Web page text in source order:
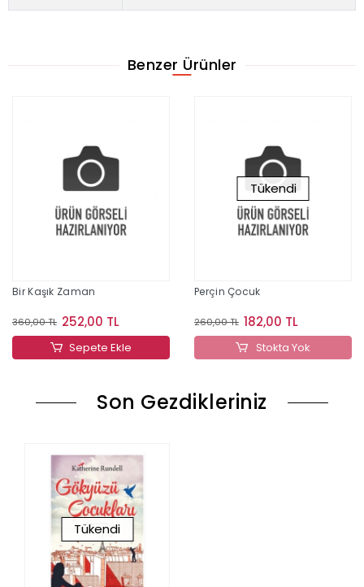
Benzer Ürünler
Bir Kaşık Zaman
360,00 TL 252,00 TL
Sepete Ekle
Tükendi
Perçin Çocuk
260,00 TL 182,00 TL
Stokta Yok
Son Gezdikleriniz
Tükendi